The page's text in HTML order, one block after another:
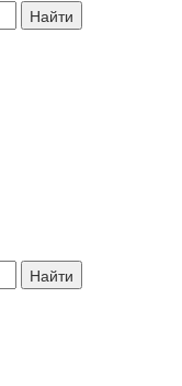
Найти
Найти